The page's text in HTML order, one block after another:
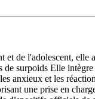
de l'adolescent, elle
surpoids Elle
anxieux et les
une prise en